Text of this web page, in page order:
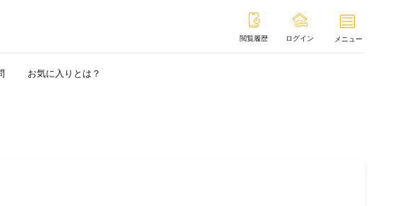
閲覧履歴 ログイン メニュー
お気に入りとは？